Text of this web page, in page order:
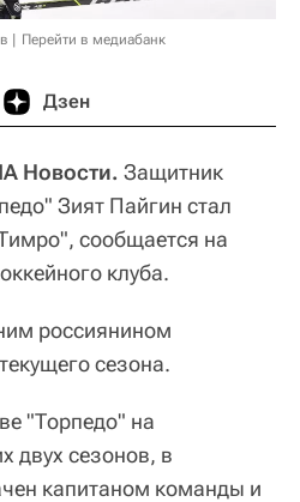
Перейти в медиабанк
Дзен
Новости. Защитник
Зият Пайгин стал
сообщается на
клуба.
россиянином
сезона.
"Торпедо" на
двух сезонов, в
капитаном команды и